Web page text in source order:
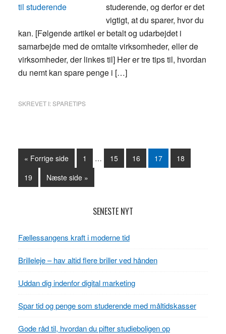
studerende, og derfor er det
vigtigt, at du sparer, hvor du
kan. [Følgende artikel er betalt og udarbejdet i
samarbejde med de omtalte virksomheder, eller de
virksomheder, der linkes til] Her er tre tips til, hvordan
du nemt kan spare penge i […]
SKREVET I:SPARETIPS
« Forrige side Side
1 … Side
15 Side
16 Side
17 Side
18
Side
19 Næste side »
SENESTE NYT
Fællessangens kraft i moderne tid
Brilleleje – hav altid flere briller ved hånden
Uddan dig indenfor digital marketing
Spar tid og penge som studerende med måltidskasser
Gode råd til, hvordan du pifter studieboligen op